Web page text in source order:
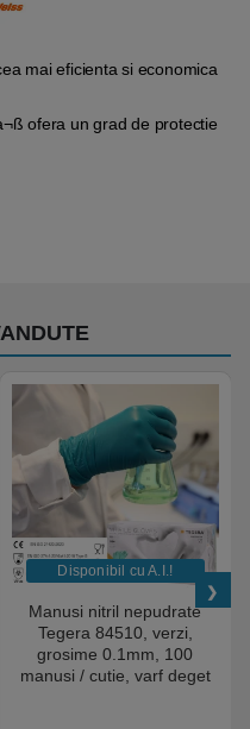
mai eficienta si economica
ofera un grad de protectie
Disponibil cu A.I.​!
Manusi nitril nepudrate
Tegera 84510, verzi,
grosime 0.1mm, 100
manusi / cutie, varf deget